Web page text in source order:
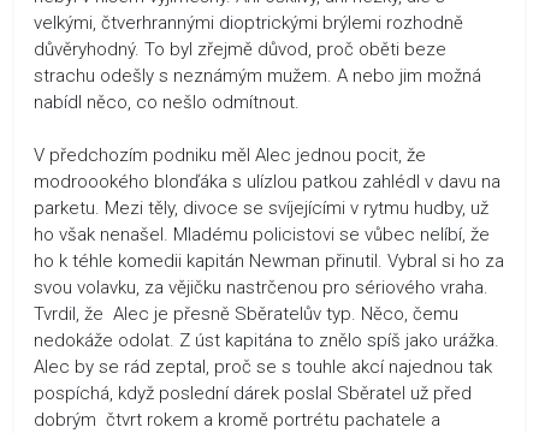
velkými, čtverhrannými dioptrickými brýlemi rozhodně
důvěryhodný. To byl zřejmě důvod, proč oběti beze
strachu odešly s neznámým mužem. A nebo jim možná
nabídl něco, co nešlo odmítnout.
V předchozím podniku měl Alec jednou pocit, že
modroookého blonďáka s ulízlou patkou zahlédl v davu na
parketu. Mezi těly, divoce se svíjejícími v rytmu hudby, už
ho však nenašel. Mladému policistovi se vůbec nelíbí, že
ho k téhle komedii kapitán Newman přinutil. Vybral si ho za
svou volavku, za vějičku nastrčenou pro sériového vraha.
Tvrdil, že Alec je přesně Sběratelův typ. Něco, čemu
nedokáže odolat. Z úst kapitána to znělo spíš jako urážka.
Alec by se rád zeptal, proč se s touhle akcí najednou tak
pospíchá, když poslední dárek poslal Sběratel už před
dobrým čtvrt rokem a kromě portrétu pachatele a